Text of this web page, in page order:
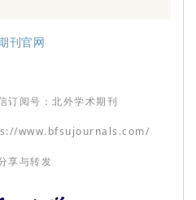
刊官网
订阅号：北外学术期刊
www.bfsujournals.com/
享与转发